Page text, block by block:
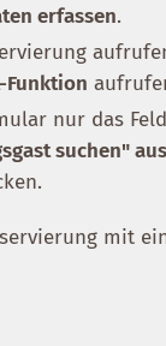
erfassen.
nur das Feld
suchen"
mit